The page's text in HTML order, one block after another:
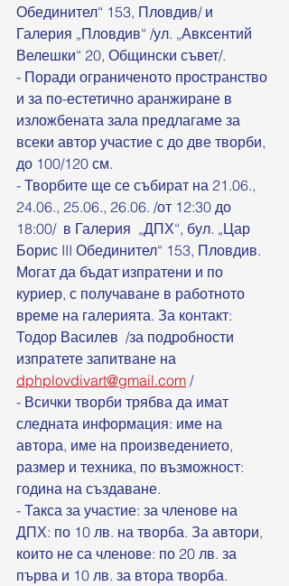
Обединител“ 153, Пловдив/ и
Галерия „Пловдив“ /ул. „Авксентий
Велешки“ 20, Общински съвет/.
- Поради ограниченото пространство
и за по-естетично аранжиране в
изложбената зала предлагаме за
всеки автор участие с до две творби,
до 100/120 см.
- Творбите ще се събират на 21.06.,
24.06., 25.06., 26.06. /от 12:30 до
18:00/  в Галерия  „ДПХ“, бул. „Цар
Борис III Обединител“ 153, Пловдив.
Могат да бъдат изпратени и по
куриер, с получаване в работното
време на галерията. За контакт:
Тодор Василев  /за подробности
изпратете запитване на
dphplovdivart@gmail.com /
- Всички творби трябва да имат
следната информация: име на
автора, име на произведението,
размер и техника, по възможност:
година на създаване.
- Такса за участие: за членове на
ДПХ: по 10 лв. на творба. За автори,
които не са членове: по 20 лв. за
първа и 10 лв. за втора творба.